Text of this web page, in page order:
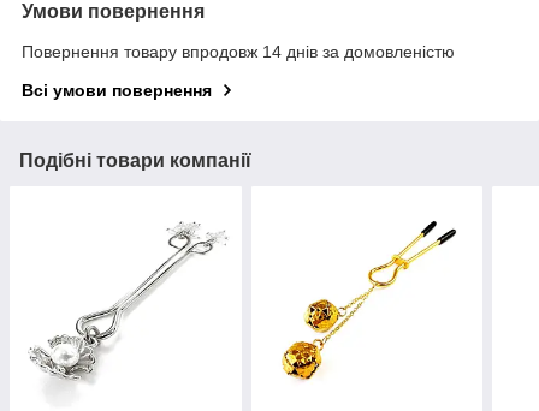
Умови повернення
Повернення товару впродовж 14 днів за домовленістю
Всі умови повернення
Подібні товари компанії